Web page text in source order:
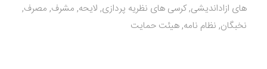
های ازاداندیشی,کرسی های نظریه پردازی, لایحه, مشرف, مصرف,
نخبگان, نظام نامه,هیئت حمایت